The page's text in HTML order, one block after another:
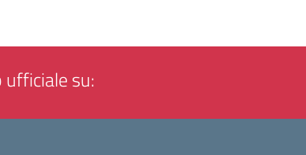
ufficiale su: